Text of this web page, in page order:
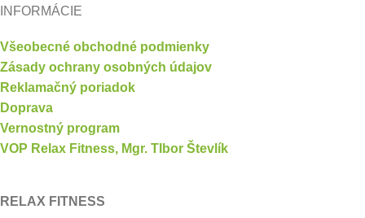
INFORMÁCIE
Všeobecné obchodné podmienky
Zásady ochrany osobných údajov
Reklamačný poriadok
Doprava
Vernostný program
VOP Relax Fitness, Mgr. TIbor Števlík
RELAX FITNESS